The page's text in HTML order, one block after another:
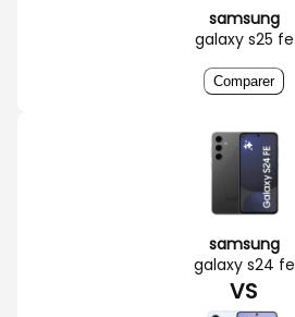
samsung
galaxy s25 fe
Comparer
samsung
galaxy s24 fe
VS